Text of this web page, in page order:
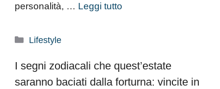
personalità, … Leggi tutto
Categorie
Lifestyle
I segni zodiacali che quest’estate
saranno baciati dalla forturna: vincite in